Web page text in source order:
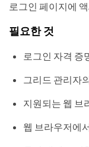
로그인 페이지에
필요한 것
로그인 자격 증
그리드 관리자
지원되는 웹 브
웹 브라우저에